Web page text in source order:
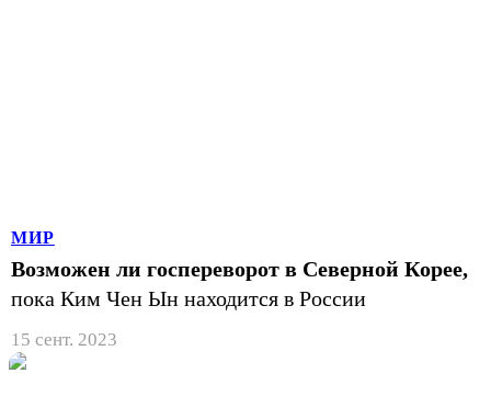
МИР
Возможен ли госпереворот в Северной Корее,
пока Ким Чен Ын находится в России
15 сент. 2023